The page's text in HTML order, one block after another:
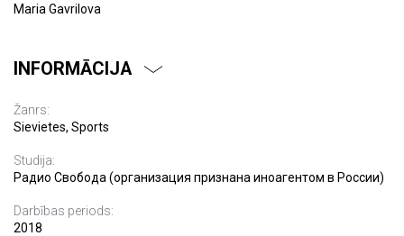
Maria Gavrilova
INFORMĀCIJA
Žanrs:
Sievietes, Sports
Studija:
Радио Свобода (организация признана иноагентом в России)
Darbības periods:
2018